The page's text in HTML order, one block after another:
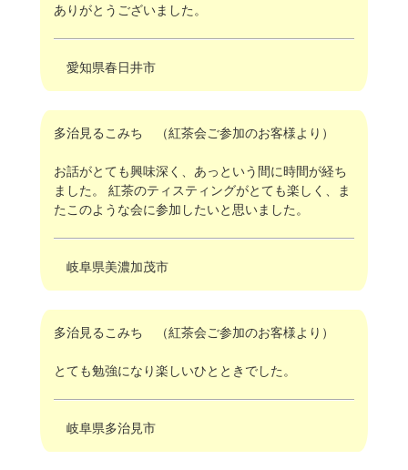
ありがとうございました。
愛知県春日井市
多治見るこみち （紅茶会ご参加のお客様より）
お話がとても興味深く、あっという間に時間が経ち
ました。 紅茶のティスティングがとても楽しく、ま
たこのような会に参加したいと思いました。
岐阜県美濃加茂市
多治見るこみち （紅茶会ご参加のお客様より）
とても勉強になり楽しいひとときでした。
岐阜県多治見市